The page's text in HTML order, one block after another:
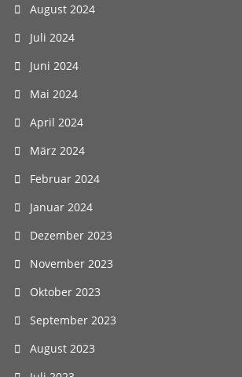
August 2024
Juli 2024
Juni 2024
Mai 2024
April 2024
März 2024
Februar 2024
Januar 2024
Dezember 2023
November 2023
Oktober 2023
September 2023
August 2023